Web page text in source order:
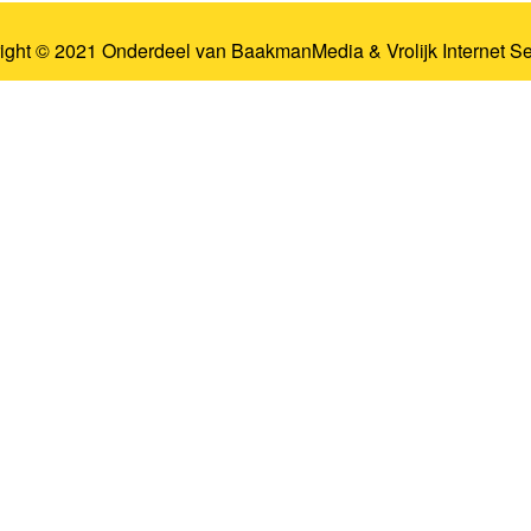
© 2021 Onderdeel van BaakmanMedia& Vrolijk Internet